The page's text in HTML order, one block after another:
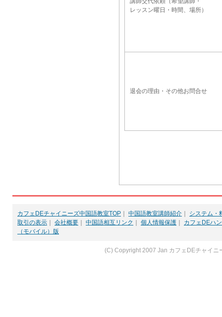
レッスン曜日・時間、場所）
退会の理由・その他お問合せ
カフェDEチャイニーズ中国語教室TOP 中国語教室講師紹介
システム・
取引の表示
会社概要 中国語相互リンク 個人情報保護
カフェDEハ
（モバイル）版
(C) Copyright 2007 Jan カフェDEチャイ